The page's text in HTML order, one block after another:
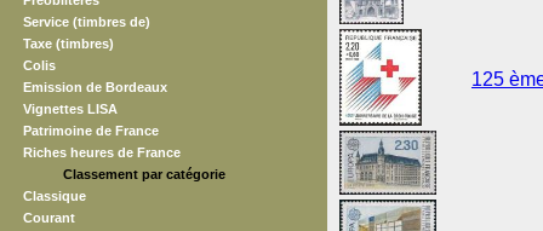
Service (timbres de)
Taxe (timbres)
Colis
Emission de Bordeaux
Vignettes LISA
Patrimoine de France
Riches heures de France
Classement par catégorie
Classique
Courant
125